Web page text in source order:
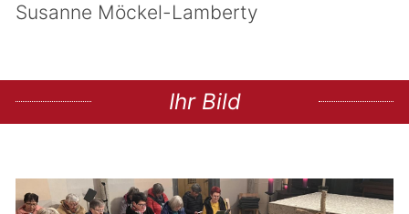
Susanne Möckel-Lamberty
Ihr Bild